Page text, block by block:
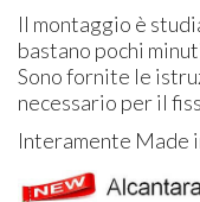
Il montaggio è
bastano pochi
Sono fornite le
necessario per il
Interamente Made